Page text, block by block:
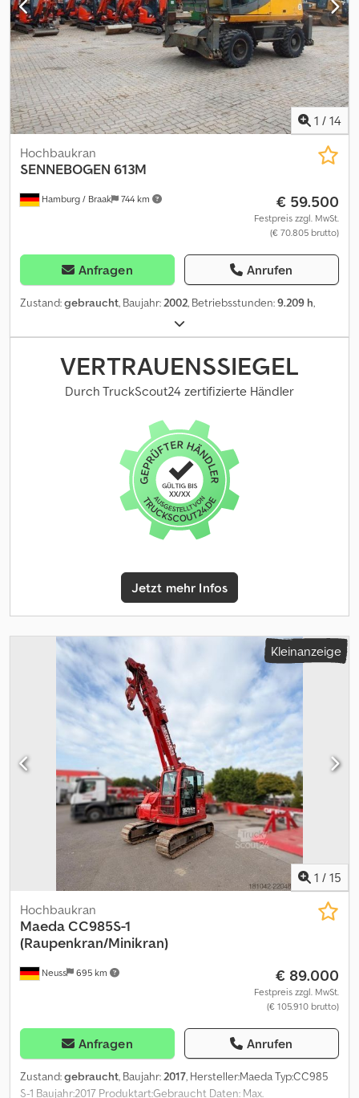
1 / 14
Hamburg / Braak 744 km
Hochbaukran
SENNEBOGEN 613M
€ 59.500
Festpreis zzgl. MwSt.
(€ 70.805 brutto)
Anfragen Anrufen
Zustand:gebraucht, Baujahr:2002, Betriebsstunden:9.209 h,
VERTRAUENSSIEGEL
Durch TruckScout24 zertifizierte Händler
Jetzt mehr Infos
Kleinanzeige
1 / 15
Neuss 695 km
Hochbaukran
MaedaCC985S-1
(Raupenkran/Minikran)
€ 89.000
Festpreis zzgl. MwSt.
(€ 105.910 brutto)
Anfragen Anrufen
Zustand:gebraucht, Baujahr:2017, Hersteller:Maeda Typ:CC985
S-1 Baujahr:2017 Produktart:Gebraucht Daten: Max.